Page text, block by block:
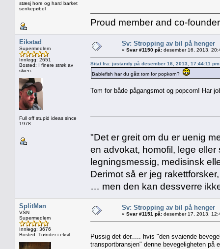
stæsj hore og hard barket
senkepøbel
Proud member and co-
Eikstad
Supermedlem
Innlegg: 2651
Bosted: I finere strøk av
skien.
Full off stupid ideas since
1978.....
Sv: Stropping av bil på henger
« Svar #1150 på: desember 16, 2013,
Sitat fra: justandy på desember 16, 2013, 17:44:11 pm
Bablefish har du gått tom for popkorn?
Tom for både pågangsmot og popcorn! Har
"Det er greit om du er uenig
en advokat, homofil, lege
legningsmessig, medisinsk
Derimot så er jeg
… men den kan dessverre
SplitMan
VSN
Supermedlem
Innlegg: 3676
Bosted: Trønder i eksil
Sv: Stropping av bil på henger
« Svar #1151 på: desember 17, 2013,
Pussig det der..... hvis "den svaiende
transportbransjen" denne bevegeligheten på